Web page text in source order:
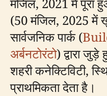
(50 मंजिल, 2025 में
सार्वजनिक पार्क (
अर्बनटोरंटो) द्वारा
शहरी कनेक्टिविटी,
प्राथमिकता देता है।